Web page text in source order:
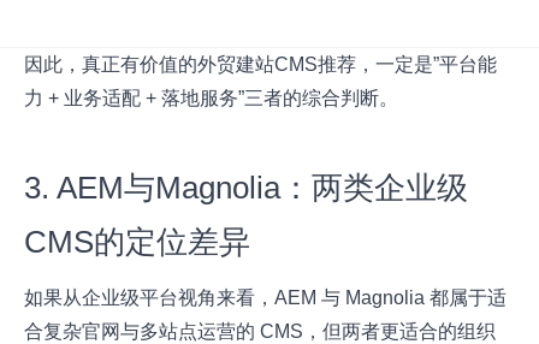
因此，真正有价值的外贸建站CMS推荐，一定是”平台能
力 + 业务适配 + 落地服务”三者的综合判断。
3. AEM与Magnolia：两类企业级
CMS的定位差异
如果从企业级平台视角来看，AEM 与 Magnolia 都属于适
合复杂官网与多站点运营的 CMS，但两者更适合的组织